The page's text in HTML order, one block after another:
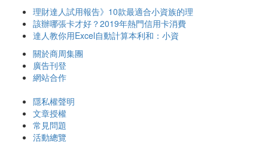
理財達人試用報告》10款最適合小資族的理
該辦哪張卡才好？2019年熱門信用卡消費
達人教你用Excel自動計算本利和：小資
關於商周集團
廣告刊登
網站合作
隱私權聲明
文章授權
常見問題
活動總覽